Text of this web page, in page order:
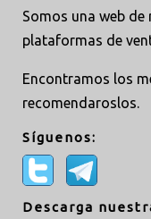
Somos una web
plataformas de
Encontramos los
recomendaroslos.
Síguenos:
Descarga